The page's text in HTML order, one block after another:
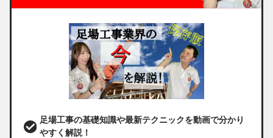
足場工事の基礎知識や最新テクニックを動画で分かり
やすく解説！